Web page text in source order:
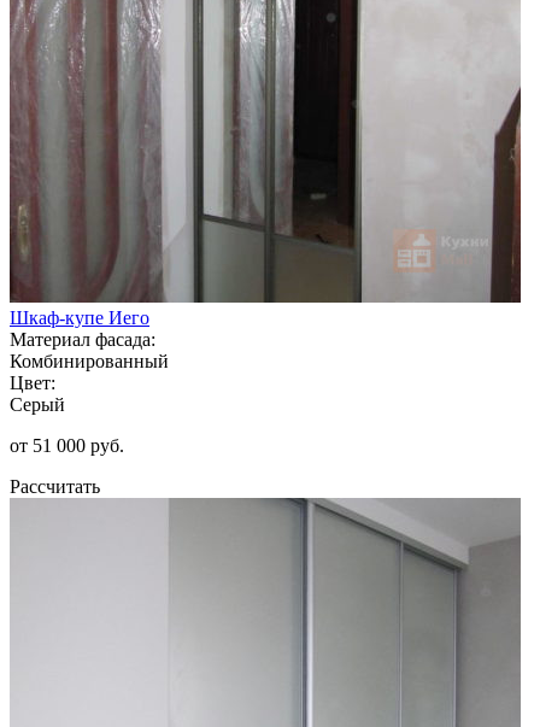
Шкаф-купе Иего
Материал фасада:
Комбинированный
Цвет:
Серый
от 51 000 руб.
Рассчитать